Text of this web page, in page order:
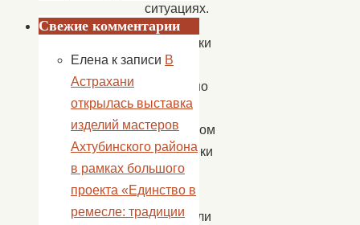
ситуациях.
Работники
культуры
совместно
с
работником
библиотеки
Ткачевой
А.Н.
напомнили
Свежие комментарии
Елена к записи В
Астрахани
открылась выставка
изделий мастеров
Ахтубинского района
в рамках большого
проекта «Единство в
ремесле: традиции